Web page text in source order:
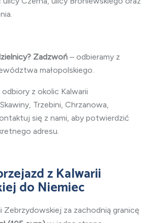
Zadzwoń – odbieramy z
małopolskiego.
z okolic Kalwarii
Trzebini, Chrzanowa,
się z nami, aby potwierdzić
adresu.
z Kalwarii
do Niemiec
Zebrzydowskiej za zachodnią granicę